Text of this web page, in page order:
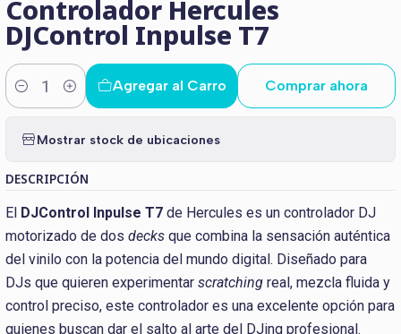
Controlador Hercules
DJControl Inpulse T7
Cantidad
Agregar al Carro Comprar ahora
Mostrar stock de ubicaciones
DESCRIPCIÓN
El DJControl Inpulse T7 de Hercules es un controlador DJ
motorizado de dos decks que combina la sensación auténtica
del vinilo con la potencia del mundo digital. Diseñado para
DJs que quieren experimentar scratching real, mezcla fluida y
control preciso, este controlador es una excelente opción para
quienes buscan dar el salto al arte del DJing profesional.